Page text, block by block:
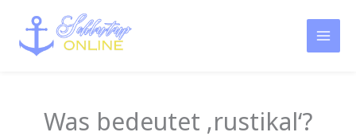
Inhalt
springen
Was bedeutet ‚rustikal‘?